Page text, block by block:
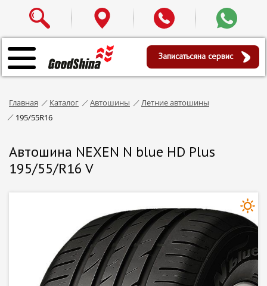
Записатьсяна сервис
Главная Каталог Автошины
Летние автошины
195/55R16
Автошина NEXEN N blue HD Plus
195/55/R16 V